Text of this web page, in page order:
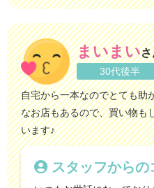
まいまいさ
30代後半
自宅から一本なのでとても助
なお店もあるので、買い物も
います♪
スタッフからの